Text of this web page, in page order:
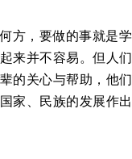
方，要做的事就是学
来并不容易。但人们
的关心与帮助，他们
家、民族的发展作出